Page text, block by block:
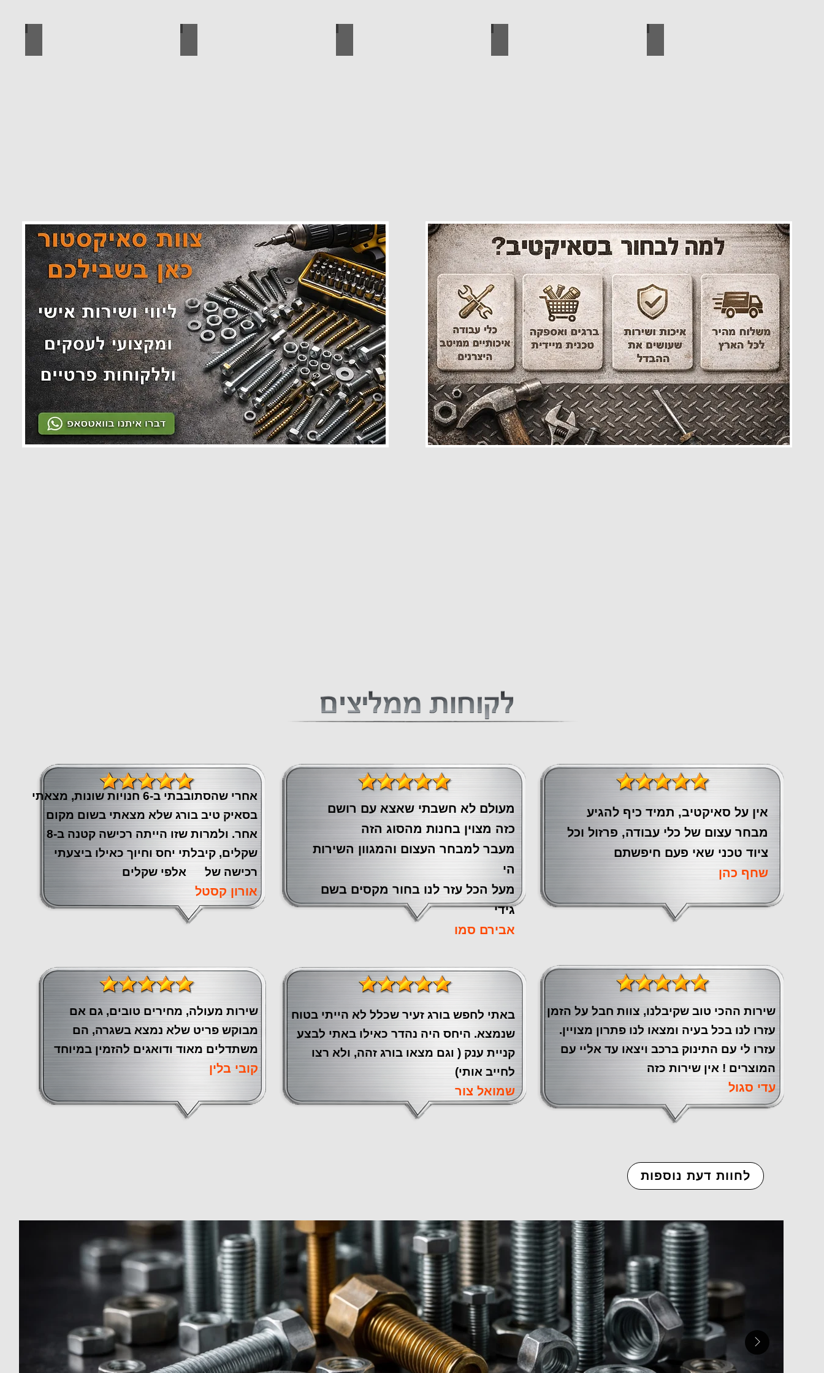
מעולם לא חשבתי שאצא עם רושם
כזה מצוין ‏בחנות מהסוג הזה
‏מעבר ‏למבחר העצום והמגוון השירות
הי
מעל הכל עזר לנו ‏בחור מקסים בשם
גידי
אבירם סמו
אין על סאיקטיב, תמיד כיף להגיע
מבחר עצום של כלי עבודה, פרזול וכל
ציוד טכני שאי פעם חיפשתם
שחף כהן
אחרי שהסתובבתי ב-6 חנויות שונות, מצאתי
בסאיק טיב בורג שלא מצאתי בשום מקום
אחר. ולמרות שזו הייתה רכישה קטנה ב-8
שקלים, קיבלתי יחס וחיוך כאילו ביצעתי
רכישה של אלפי שקלים
אורון קסטל
שירות ההכי טוב שקיבלנו, צוות חבל על הזמן
עזרו לנו בכל בעיה ומצאו לנו פתרון מצויין.
עזרו לי עם התינוק ברכב ויצאו עד אליי עם
המוצרים ! אין שירות כזה
עדי סגול
באתי לחפש בורג זעיר שכלל לא הייתי בטוח
שנמצא. היחס היה נהדר כאילו באתי לבצע
קניית ענק ( וגם מצאו בורג זהה, ולא רצו
לחייב אותי)
שמואל צור
שירות מעולה, מחירים טובים, גם אם
מבוקש פריט שלא נמצא בשגרה, הם
משתדלים מאוד ודואגים להזמין במיוחד
קובי בלין
לחוות דעת נוספות